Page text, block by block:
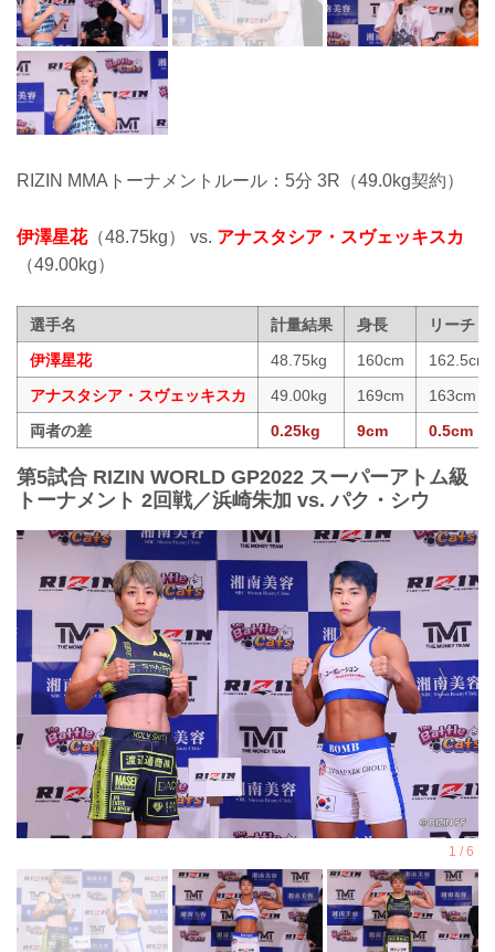
RIZIN MMAトーナメントルール：5分 3R（49.0kg契約）
伊澤星花（48.75kg） vs. アナスタシア・スヴェッキスカ
（49.00kg）
選手名 計量結果 身長
リーチ
伊澤星花
48.75kg 160cm
162.5cm
アナスタシア・スヴェッキスカ
49.00kg 169cm
163cm
両者の差
0.25kg 9cm 0.5cm
第5試合 RIZIN WORLD GP2022 スーパーアトム級
トーナメント 2回戦／浜崎朱加 vs. パク・シウ